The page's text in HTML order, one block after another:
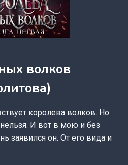
волков
королева волков. Но
И вот в мою и без
заявился он. От его вида и